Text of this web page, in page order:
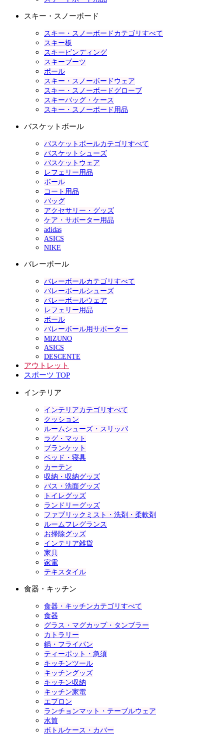
スキー・スノーボード
スキー・スノーボードカテゴリすべて
スキー板
スキービンディング
スキーブーツ
ポール
スキー・スノーボードウェア
スキー・スノーボードグローブ
スキーバッグ・ケース
スキー・スノーボード用品
バスケットボール
バスケットボールカテゴリすべて
バスケットシューズ
バスケットウェア
レフェリー用品
ボール
コート用品
バッグ
アクセサリー・グッズ
ケア・サポーター用品
adidas
ASICS
NIKE
バレーボール
バレーボールカテゴリすべて
バレーボールシューズ
バレーボールウェア
レフェリー用品
ボール
バレーボール用サポーター
MIZUNO
ASICS
DESCENTE
アウトレット
スポーツ TOP
インテリア
インテリアカテゴリすべて
クッション
ルームシューズ・スリッパ
ラグ・マット
ブランケット
ベッド・寝具
カーテン
収納・収納グッズ
バス・洗面グッズ
トイレグッズ
ランドリーグッズ
ファブリックミスト・洗剤・柔軟剤
ルームフレグランス
お掃除グッズ
インテリア雑貨
家具
家電
テキスタイル
食器・キッチン
食器・キッチンカテゴリすべて
食器
グラス・マグカップ・タンブラー
カトラリー
鍋・フライパン
ティーポット・急須
キッチンツール
キッチングッズ
キッチン収納
キッチン家電
エプロン
ランチョンマット・テーブルウェア
水筒
ボトルケース・カバー